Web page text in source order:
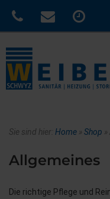
Sie sind hier: Home » Shop »
Allgemeines
Die richtige Pflege und